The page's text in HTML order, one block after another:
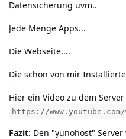
Datensicherung uvm..
Jede Menge Apps...
Die Webseite....
Die schon von mir
Hier ein Video zu dem Server
https://www.youtube.com/
Fazit: Den "yunohost"